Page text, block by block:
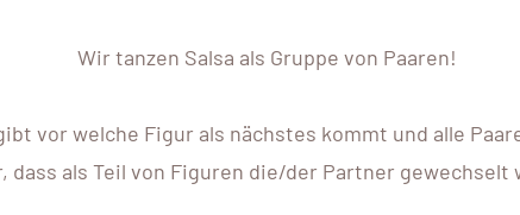
Wir tanzen Salsa als Gruppe von Paaren!
vor welche Figur als nächstes kommt und alle
dass als Teil von Figuren die/der Partner gewechselt